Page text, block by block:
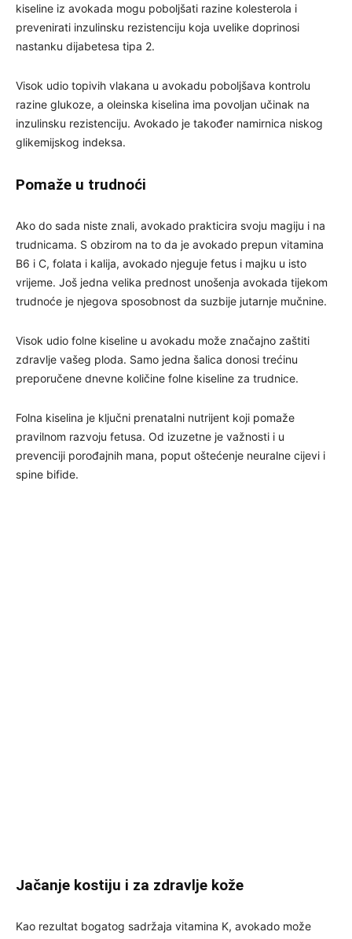
kiseline iz avokada mogu poboljšati razine kolesterola i
prevenirati inzulinsku rezistenciju koja uvelike doprinosi
nastanku dijabetesa tipa 2.
Visok udio topivih vlakana u avokadu poboljšava kontrolu
razine glukoze, a oleinska kiselina ima povoljan učinak na
inzulinsku rezistenciju. Avokado je također namirnica niskog
glikemijskog indeksa.
Pomaže u trudnoći
Ako do sada niste znali, avokado prakticira svoju magiju i na
trudnicama. S obzirom na to da je avokado prepun vitamina
B6 i C, folata i kalija, avokado njeguje fetus i majku u isto
vrijeme. Još jedna velika prednost unošenja avokada tijekom
trudnoće je njegova sposobnost da suzbije jutarnje mučnine.
Visok udio folne kiseline u avokadu može značajno zaštiti
zdravlje vašeg ploda. Samo jedna šalica donosi trećinu
preporučene dnevne količine folne kiseline za trudnice.
Folna kiselina je ključni prenatalni nutrijent koji pomaže
pravilnom razvoju fetusa. Od izuzetne je važnosti i u
prevenciji porođajnih mana, poput oštećenje neuralne cijevi i
spine bifide.
Jačanje kostiju i za zdravlje kože
Kao rezultat bogatog sadržaja vitamina K, avokado može